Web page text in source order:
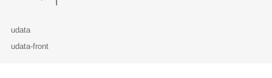
udata
udata-front